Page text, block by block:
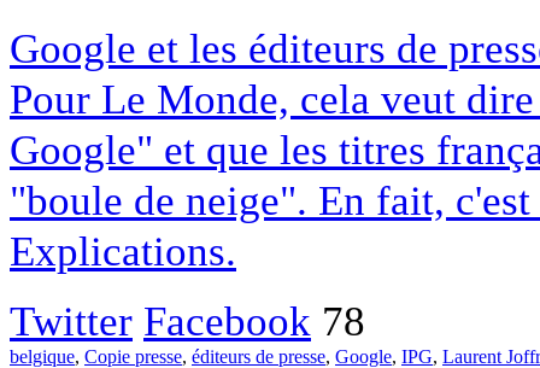
Google et les éditeurs de
Pour Le Monde, cela veut
Google" et que les titres
"boule de neige". En fait,
Explications.
Twitter Facebook 78
belgique, Copie presse, éditeurs de presse, Google, IPG, Laurent